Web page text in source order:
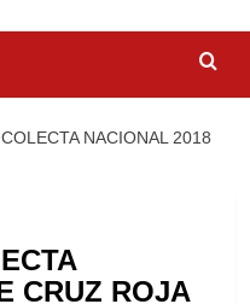
NACIONAL 2018
CRUZ ROJA